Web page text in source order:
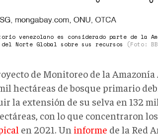
venezolano es considerado parte de la
Norte Global sobre sus recursos
(Foto:
de Monitoreo de la
hectáreas de bosque primario
la extensión de su selva en 132
con lo que concentraron
en 2021. Un informe de la Red